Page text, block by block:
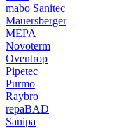
mabo Sanitec
Mauersberger
MEPA
Novoterm
Oventrop
Pipetec
Purmo
Raybro
repaBAD
Sanipa